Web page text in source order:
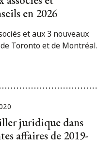
en 2026
et aux 3 nouveaux
Toronto et de Montréal.
juridique dans
affaires de 2019-